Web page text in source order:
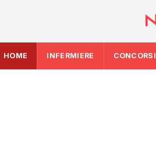
HOME INFERMIERE CONCORSI